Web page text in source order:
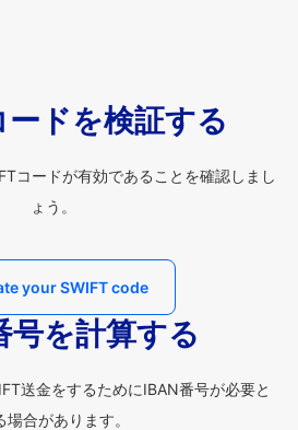
ドを検証する
コードが有効であることを確認しまし
ょう。
your SWIFT code
号を計算する
送金をするためにIBAN番号が必要と
場合があります。